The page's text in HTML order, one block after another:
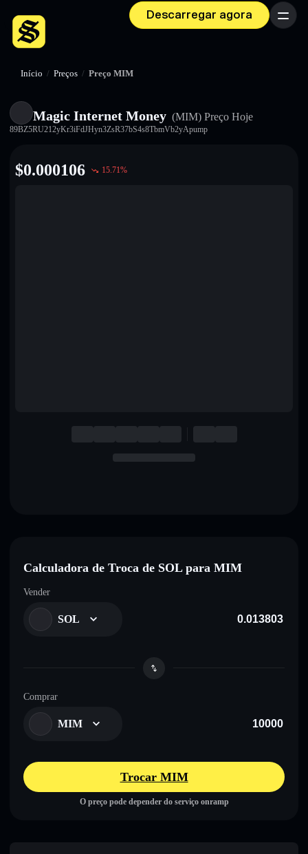
Descarregar agora Menu
Início / Preços / Preço MIM
Magic Internet Money (MIM) Preço Hoje
89BZ5RU212yKr3iFdJHyn3ZsR37bS4s8TbmVb2yApump
$0.000106 15.71%
Calculadora de Troca de SOL para MIM
Vender
SOL
Comprar
MIM
Trocar MIM
O preço pode depender do serviço onramp